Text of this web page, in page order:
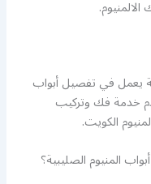
يعمل في تفصيل أبواب
خدمة فك وتركيب
الكويت.
المنيوم الصليبية؟